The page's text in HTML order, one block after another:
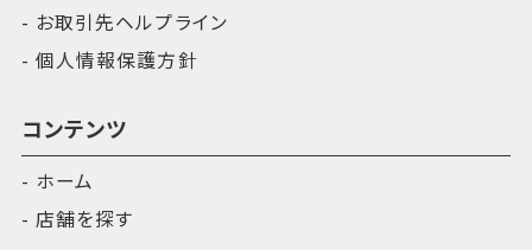
お取引先ヘルプライン
個人情報保護方針
コンテンツ
ホーム
店舗を探す